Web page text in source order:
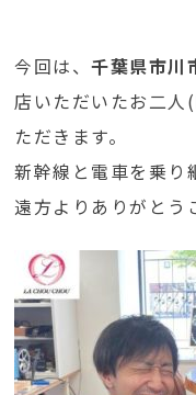
今回は、千葉県市川
店いただいたお二人
ただきます。
新幹線と電車を乗り
遠方よりありがと